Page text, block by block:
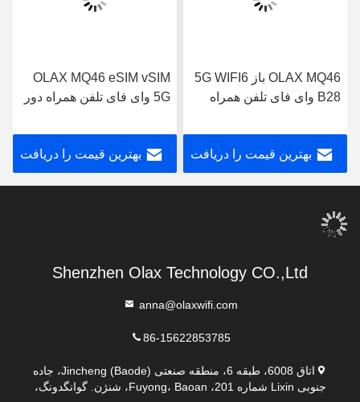
OLAX MQ46 باز 5G WIFI6
B28 وای فای تلفن همراه
حمل 5G LTE Hotspot بی
سیم روتر وای فای جیبی
بهترین قیمت را دریافت
OLAX MQ46 eSIM vSIM
5G وای فای تلفن همراه دور
حمل MIFI 5G LTE Hotspot
بی سیم روتر وای فای جیبی
بهترین قیمت را دریافت
Shenzhen Olax Technology CO.,Ltd
anna@olaxwifi.com
86-15622853785
اتاق 6008، طبقه 6، منطقه صنعتی Jincheng (Baode)، جاده
جنوبی Lixin شماره 201، Fuyong، Baoan، شنژن. گوانگدونگ،